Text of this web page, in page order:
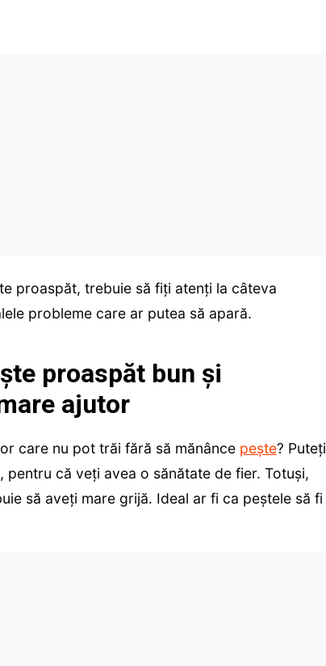
proaspăt, trebuie să fiți atenți la câteva
probleme care ar putea să apară.
proaspăt bun și
ajutor
care nu pot trăi fără să mănânce pește? Puteți
că veți avea o sănătate de fier. Totuși,
să aveți mare grijă. Ideal ar fi ca peștele să fi